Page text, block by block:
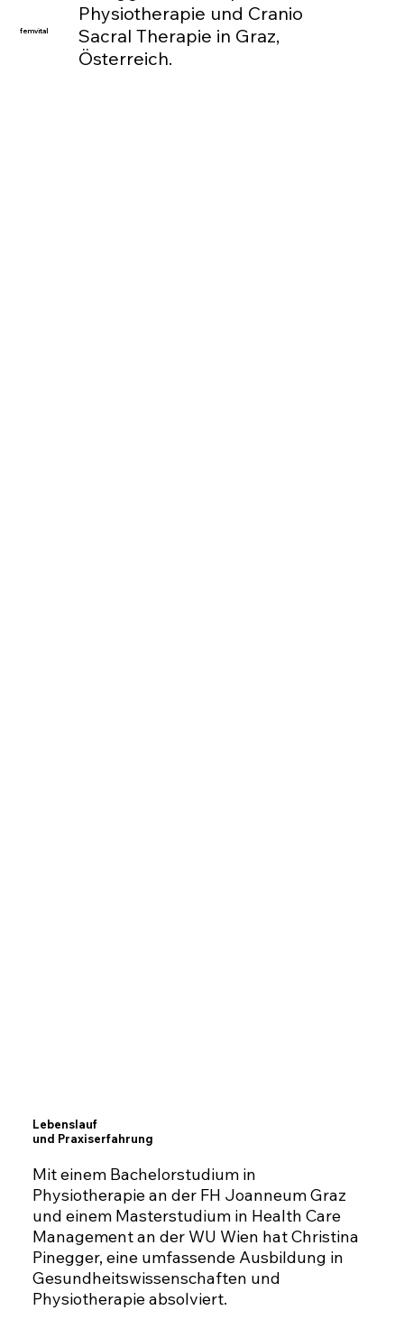
femvital
Physiotherapie und Cranio
Sacral Therapie in Graz,
Österreich.
Lebenslauf
und Praxiserfahrung
Mit einem Bachelorstudium in
Physiotherapie an der FH Joanneum Graz
und einem Masterstudium in Health Care
Management an der WU Wien hat Christina
Pinegger, eine umfassende Ausbildung in
Gesundheitswissenschaften und
Physiotherapie absolviert.